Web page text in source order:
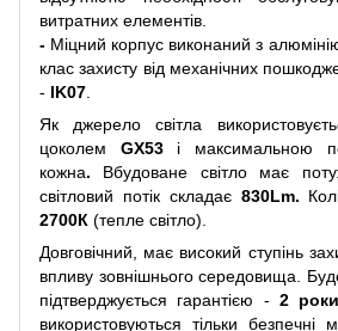
витратних елементів.
- Міцний корпус виконаний з
клас захисту від механічних
- IK07
Як джерело світла
цоколем GX53і максимальною
кожна. Вбудоване світло має
світловий потік складає 830Lm.
2700К (тепле світло).
Довговічний, має високий ступінь
впливу зовнішнього середовища.
підтверджується гарантією - 2
використовуються тільки безпечні